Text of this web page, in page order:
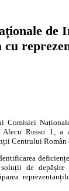
de
Comisiei
Russo 1, a
Centrului Român
de depășire